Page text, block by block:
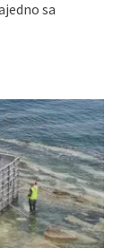
sa